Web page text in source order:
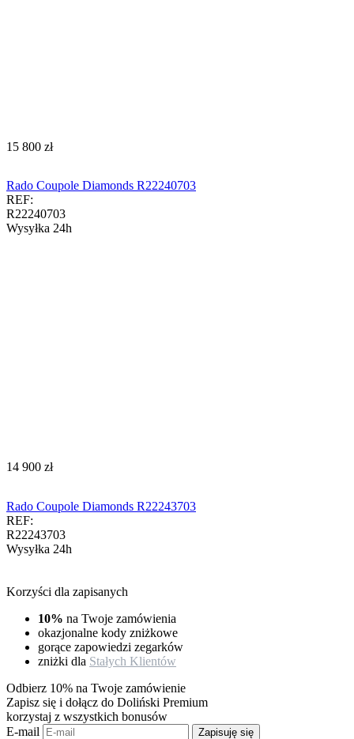
‍15 800‍ zł
Rado Coupole Diamonds R22240703
REF:
R22240703
Wysyłka 24h
‍14 900‍ zł
Rado Coupole Diamonds R22243703
REF:
R22243703
Wysyłka 24h
Korzyści dla zapisanych
10% na Twoje zamówienia
okazjonalne kody zniżkowe
gorące zapowiedzi zegarków
zniżki dla Stałych Klientów
Odbierz 10% na Twoje zamówienie
Zapisz się i dołącz do Doliński Premium
korzystaj z wszystkich bonusów
E-mail
Zapisuję się